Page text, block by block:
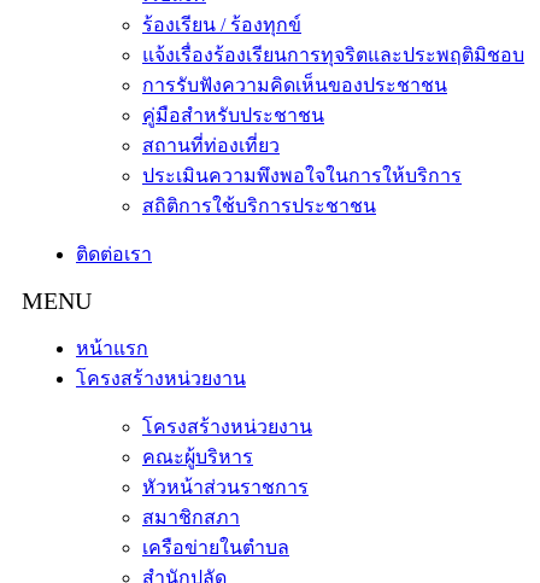
ร้องเรียน / ร้องทุกข์
แจ้งเรื่องร้องเรียนการทุจริตและประพฤติมิชอบ
การรับฟังความคิดเห็นของประชาชน
คู่มือสำหรับประชาชน
สถานที่ท่องเที่ยว
ประเมินความพึงพอใจในการให้บริการ
สถิติการใช้บริการประชาชน
ติดต่อเรา
หน้าแรก
โครงสร้างหน่วยงาน
โครงสร้างหน่วยงาน
คณะผู้บริหาร
หัวหน้าส่วนราชการ
สมาชิกสภา
เครือข่ายในตำบล
สำนักปลัด